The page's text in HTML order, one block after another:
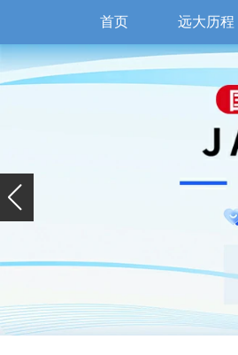
首页 远大历程